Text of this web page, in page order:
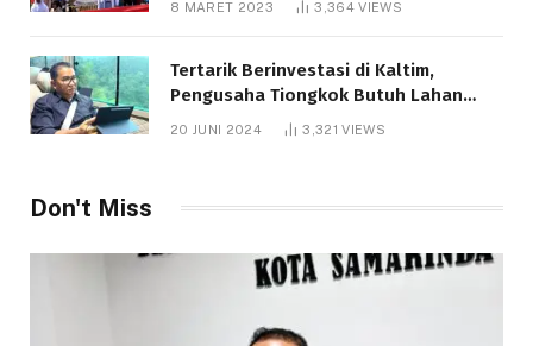
8 MARET 2023 3,364VIEWS
Tertarik Berinvestasi di Kaltim,
Pengusaha Tiongkok Butuh Lahan
1.000 Hektare
20 JUNI 2024 3,321VIEWS
Don't Miss